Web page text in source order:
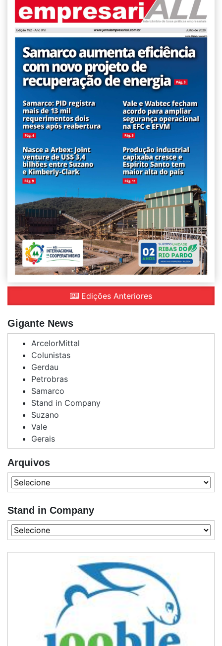
Edições Anteriores
Gigante News
ArcelorMittal
Colunistas
Gerdau
Petrobras
Samarco
Stand in Company
Suzano
Vale
Gerais
Arquivos
Stand in Company